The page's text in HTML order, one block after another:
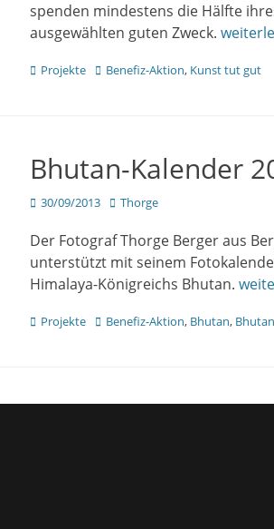
spenden mindestens die Hälfte
ausgewählten guten Zweck.
Kategorien
Projekte TagsBenefiz-Aktion, Kunst tut gut
Bhutan-Kalender
Veröffentlicht
30/09/2013 Author
Thorge
Der Fotograf Thorge Berger aus
unterstützt mit seinem
Himalaya-Königreichs Bhutan.
Kategorien
Projekte TagsBenefiz-Aktion, Bhutan,